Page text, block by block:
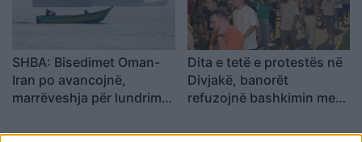
SHBA: Bisedimet Oman-
Iran po avancojnë,
marrëveshja për lundrimin
shpejti
Dita e tetë e protestës në
Divjakë, banorët
refuzojnë bashkimin me